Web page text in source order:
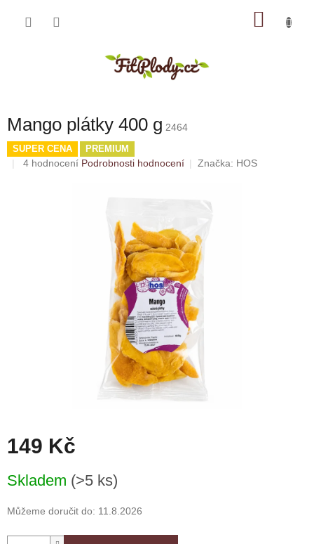
Mango plátky 400 g 2464
SUPER CENA PREMIUM
Průměrné
4 hodnocení Podrobnosti hodnocení Značka: HOS
149 Kč
cena:
Skladem (>5 ks)
Můžeme doručit do: 11.8.2026